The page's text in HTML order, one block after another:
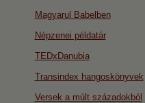
Magyarul Babelben
Népzenei példatár
TEDxDanubia
Transindex hangoskönyvek
Versek a múlt századokból